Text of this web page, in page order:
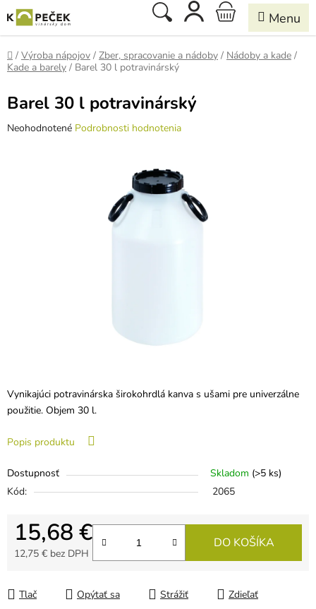
na
obsah
Hľadať
NÁKUPNÝ
KOŠÍK
Domov
/ Výroba nápojov / Zber, spracovanie a nádoby / Nádoby a kade /
Kade a barely / Barel 30 l potravinárský
Vynikajúci potravinárska širokohrdlá kanva s ušami pre univerzálne
použitie. Objem 30 l.
Popis produktu
Dostupnosť Skladom (>5 ks)
Kód:
2065
15,68 €
12,75 € bez DPH
DO KOŠÍKA
Tlač Opýtať sa Strážiť Zdieľať
Barel 30 l potravinárský
Priemerné
Neohodnotené Podrobnosti hodnotenia